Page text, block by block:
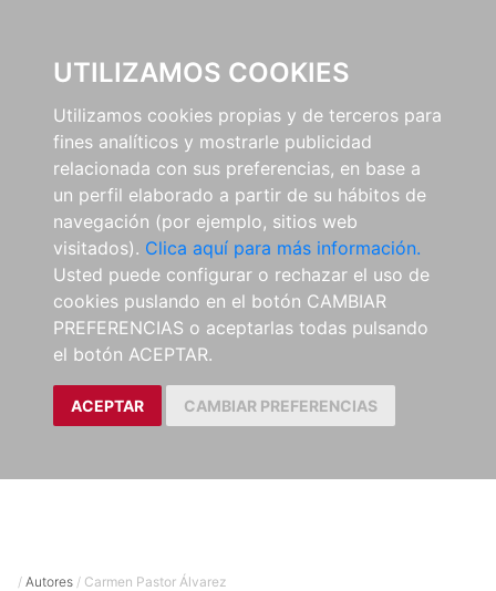
UTILIZAMOS COOKIES
Utilizamos cookies propias y de terceros para
fines analíticos y mostrarle publicidad
relacionada con sus preferencias, en base a
un perfil elaborado a partir de su hábitos de
navegación (por ejemplo, sitios web
visitados). Clica aquí para más información.
Usted puede configurar o rechazar el uso de
cookies puslando en el botón CAMBIAR
PREFERENCIAS o aceptarlas todas pulsando
el botón ACEPTAR.
ACEPTAR CAMBIAR PREFERENCIAS
/ Autores / Carmen Pastor Álvarez